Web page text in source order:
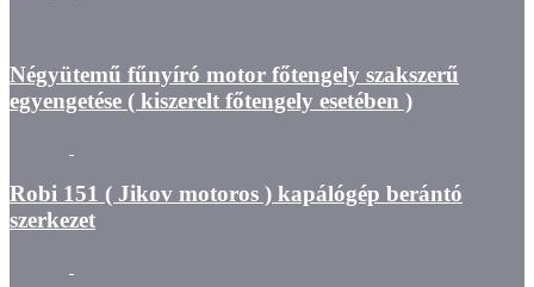
Négyütemű fűnyíró motor főtengely szakszerű
egyengetése ( kiszerelt főtengely esetében )
Robi 151 ( Jikov motoros ) kapálógép berántó
szerkezet